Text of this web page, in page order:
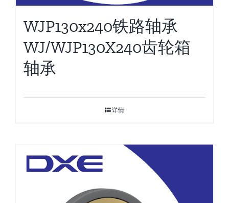
WJP130x240铁路轴承
WJ/WJP130X240齿轮箱
轴承
详情